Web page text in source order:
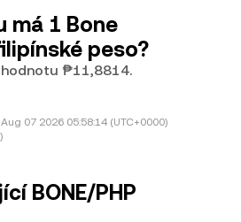
má 1 Bone
peso?
hodnotu ₱11,8814.
Aug 07 2026 05:58:14 (UTC+0000)
BONE/PHP